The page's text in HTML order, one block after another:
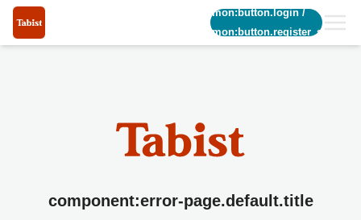
common:button.login/
common:button.register_short
component:error-page.default.title